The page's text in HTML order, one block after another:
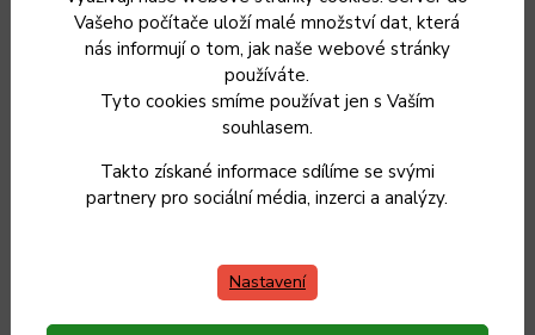
Vašeho počítače uloží malé množství dat, která
nás informují o tom, jak naše webové stránky
používáte.
Tyto cookies smíme používat jen s Vaším
souhlasem.
Takto získané informace sdílíme se svými
partnery pro sociální média, inzerci a analýzy.
Nastavení
Délka čepele: 13 cm
Celková délka nože: 27 cm
Materiál rukojeti tvrzený plast